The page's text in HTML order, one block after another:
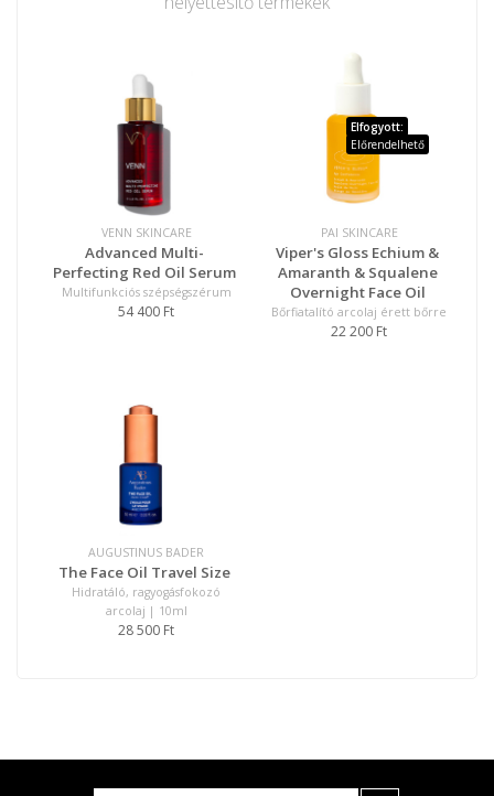
VENN SKINCARE
Advanced Multi-
Perfecting Red Oil Serum
Multifunkciós szépségszérum
54 400 Ft
Elfogyott:
Előrendelhető
PAI SKINCARE
Viper's Gloss Echium &
Amaranth & Squalene
Overnight Face Oil
Bőrfiatalító arcolaj érett bőrre
22 200 Ft
AUGUSTINUS BADER
The Face Oil Travel Size
Hidratáló, ragyogásfokozó
arcolaj | 10ml
28 500 Ft